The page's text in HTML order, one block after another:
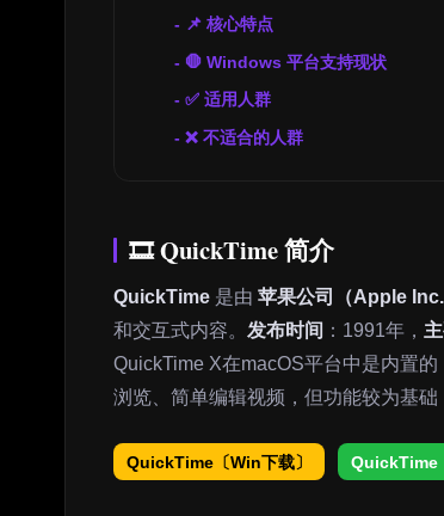
📌 核心特点
🛑 Windows 平台支持现状
✅ 适用人群
❌ 不适合的人群
🎞️ QuickTime 简介
QuickTime是由 苹果公司（Apple Inc.
和交互式内容。 发布时间 ：1991年，
QuickTime X在macOS平台中是内置
浏览、简单编辑视频，但功能较为基础
QuickTime〔Win下载〕 QuickTime